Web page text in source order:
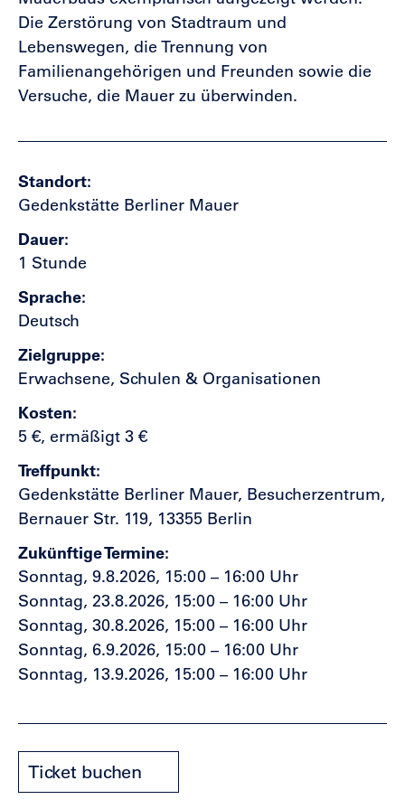
Die Zerstörung von Stadtraum und
Lebenswegen, die Trennung von
Familienangehörigen und Freunden sowie die
Versuche, die Mauer zu überwinden.
Standort
Gedenkstätte Berliner Mauer
Dauer
1 Stunde
Sprache
Deutsch
Zielgruppe
Erwachsene, Schulen & Organisationen
Kosten
5 €, ermäßigt 3 €
Treffpunkt
Gedenkstätte Berliner Mauer, Besucherzentrum,
Bernauer Str. 119, 13355 Berlin
Zukünftige Termine
Sonntag, 9.8.2026, 15:00 – 16:00 Uhr
Sonntag, 23.8.2026, 15:00 – 16:00 Uhr
Sonntag, 30.8.2026, 15:00 – 16:00 Uhr
Sonntag, 6.9.2026, 15:00 – 16:00 Uhr
Sonntag, 13.9.2026, 15:00 – 16:00 Uhr
Ticket buchen